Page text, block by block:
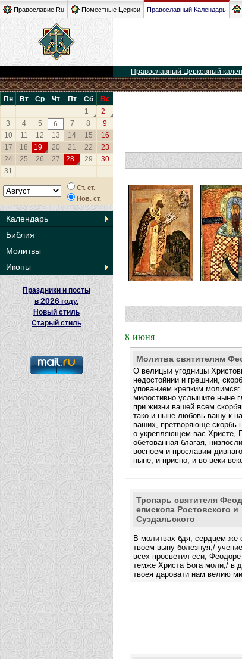
Православие.Ru Поместные Церкви Православный Календарь
Православный Церковный
Пн Вт Ср Чт Пт Сб
Вс
1
2
3
4 5 6 7 8
9
10
11 12 13 14 15
16
17
18 19 20 21 22
23
24
25 26 27 28 29
30
31
Ст. ст.
Нов. ст.
Календарь
Библия
Молитвы
Иконы
Праздники и посты
в2026 году.
Новый стиль
Старый стиль
8 июня
Молитва святителям
О велицыи угодницы
недостойнии и грешнии,
упованием крепким молимся:
милостивно услышите ныне
при жизни вашей всем
тако и ныне любовь вашу к
ваших, претворяюще скорбь
о укрепляющем вас Христе,
обетованная благая,
воспоем и прославим
ныне, и присно, и во веки
Тропарь святителя
епископа Ростовского и
Суздальского
В молитвах бдя, сердцем же
твоем выну болезнуя,/
всех просветил еси,
темже Христа Бога моли,/ в
твоея даровати нам велию